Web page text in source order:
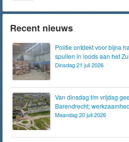
Recent nieuws
Politie ontdekt voor bijna
spullen in loods aan het
Dinsdag 21 juli 2026
Van dinsdag t/m vrijdag
Barendrecht;
Maandag 20 juli 2026